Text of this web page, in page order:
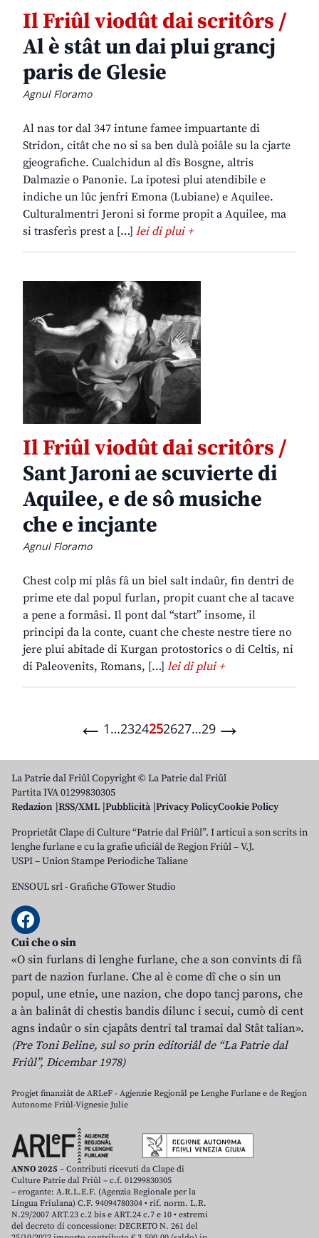
Il Friûl viodût dai scritôrs /
Al è stât un dai plui grancj
paris de Glesie
Agnul Floramo
Al nas tor dal 347 intune famee impuartante di
Stridon, citât che no si sa ben dulà poiâle su la cjarte
gjeografiche. Cualchidun al dîs Bosgne, altris
Dalmazie o Panonie. La ipotesi plui atendibile e
indiche un lûc jenfri Emona (Lubiane) e Aquilee.
Culturalmentri Jeroni si forme propit a Aquilee, ma
si trasferìs prest a […] lei di plui +
Il Friûl viodût dai scritôrs /
Sant Jaroni ae scuvierte di
Aquilee, e de sô musiche
che e incjante
Agnul Floramo
Chest colp mi plâs fâ un biel salt indaûr, fin dentri de
prime ete dal popul furlan, propit cuant che al tacave
a pene a formâsi. Il pont dal “start” insome, il
principi da la conte, cuant che cheste nestre tiere no
jere plui abitade di Kurgan protostorics o di Celtis, ni
di Paleovenits, Romans, […] lei di plui +
← 1…2324252627…29 →
La Patrie dal Friûl Copyright © La Patrie dal Friûl
Partita IVA 01299830305
Redazion RSS/XML Pubblicità Privacy PolicyCookie Policy
Proprietât Clape di Culture “Patrie dal Friûl”. I articui a son scrits in
lenghe furlane e cu la grafie uficiâl de Regjon Friûl – V.J.
USPI – Union Stampe Periodiche Taliane
ENSOUL srl-Grafiche GTower Studio
Cui che o sin
«O sin furlans di lenghe furlane, che a son convints di fâ
part de nazion furlane. Che al è come dî che o sin un
popul, une etnie, une nazion, che dopo tancj parons, che
a àn balinât di chestis bandis dilunc i secui, cumò di cent
agns indaûr o sin cjapâts dentri tal tramai dal Stât talian».
(Pre Toni Beline, sul so prin editoriâl de “La Patrie dal
Friûl”, Dicembar 1978)
Progjet finanziât de ARLeF - Agjenzie Regjonâl pe Lenghe Furlane e de Regjon
Autonome Friûl-Vignesie Julie
ANNO 2025 – Contributi ricevuti da Clape di
Culture Patrie dal Friûl – c.f. 01299830305
– erogante: A.R.L.E.F. (Agenzia Regionale per la
Lingua Friulana) C.F. 94094780304 • rif. norm. L.R.
N.29/2007 ART.23 c.2 bis e ART.24 c.7 e 10 • estremi
del decreto di concessione: DECRETO N. 261 del